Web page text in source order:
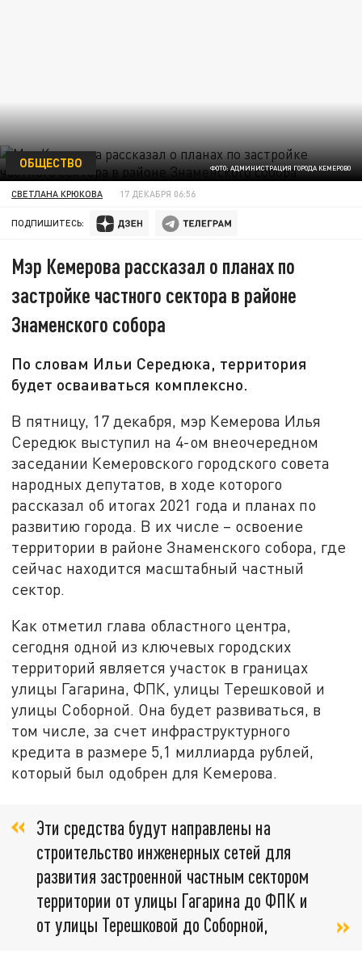
ФОТО: АДМИНИСТРАЦИЯ ГОРОДА КЕМЕРОВО
ОБЩЕСТВО
СВЕТЛАНА КРЮКОВА 17 ДЕКАБРЯ 06:56
ПОДПИШИТЕСЬ:
Мэр Кемерова рассказал о планах по
застройке частного сектора в районе
Знаменского собора
По словам Ильи Середюка, территория
будет осваиваться комплексно.
В пятницу, 17 декабря, мэр Кемерова Илья
Середюк выступил на 4-ом внеочередном
заседании Кемеровского городского совета
народных депутатов, в ходе которого
рассказал об итогах 2021 года и планах по
развитию города. В их числе – освоение
территории в районе Знаменского собора, где
сейчас находится масштабный частный
сектор.
Как отметил глава областного центра,
сегодня одной из ключевых городских
территорий является участок в границах
улицы Гагарина, ФПК, улицы Терешковой и
улицы Соборной. Она будет развиваться, в
том числе, за счет инфраструктурного
кредита в размере 5,1 миллиарда рублей,
который был одобрен для Кемерова.
Эти средства будут направлены на
строительство инженерных сетей для
развития застроенной частным сектором
территории от улицы Гагарина до ФПК и
от улицы Терешковой до Соборной,